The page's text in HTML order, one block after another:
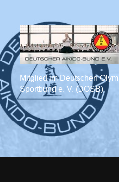
Mitglied im Deutschen
Sportbund e. V. (DOSB)